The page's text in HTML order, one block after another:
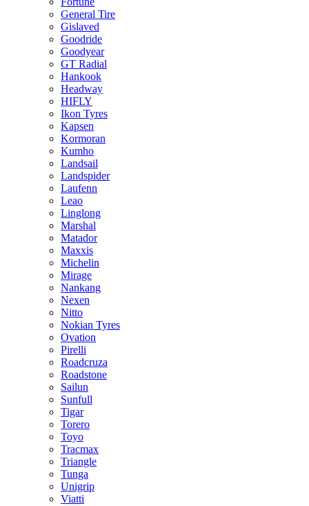
General Tire
Gislaved
Goodride
Goodyear
GT Radial
Hankook
Headway
HIFLY
Ikon Tyres
Kapsen
Kormoran
Kumho
Landsail
Landspider
Laufenn
Leao
Linglong
Marshal
Matador
Maxxis
Michelin
Mirage
Nankang
Nexen
Nitto
Nokian Tyres
Ovation
Pirelli
Roadcruza
Roadstone
Sailun
Sunfull
Tigar
Torero
Toyo
Tracmax
Triangle
Tunga
Unigrip
Viatti